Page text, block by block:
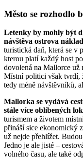
Město se rozhodlo
Letenky by mohly být
návštěva ostrova
turistická daň, která se v
kterou platí každý host
dovolená na Mallorce už
Místní politici však tvrdí,
tedy méně návštěvníků,
Mallorka se vydává
stále více oblíbených
turismem a životem
přináší sice ekonomický
už nejde přehlížet.
Jedno je ale jisté –
volného času, ale také